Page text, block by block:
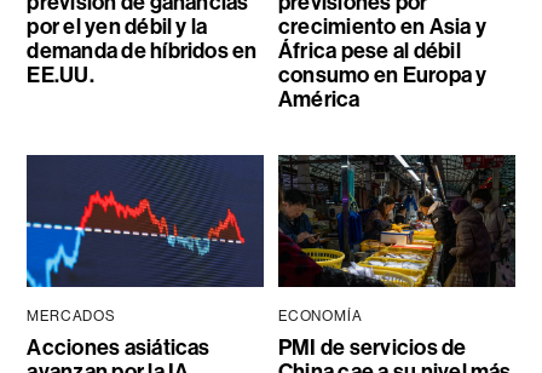
por el yen débil y la
demanda de híbridos en
EE.UU.
crecimiento en Asia y
África pese al débil
consumo en Europa y
América
MERCADOS
Acciones asiáticas
ECONOMÍA
PMI de servicios de